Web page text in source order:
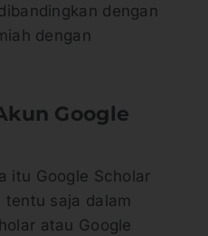
dengan
dengan
Google
itu Google Scholar
tentu saja dalam
atau Google